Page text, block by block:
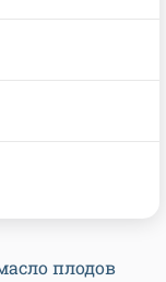
плодов